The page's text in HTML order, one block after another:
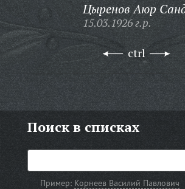
Цыренов Аюр
15.03.1926 г.р.
ctrl
Поиск в списках
Пример: Корнеев Василий Павлович